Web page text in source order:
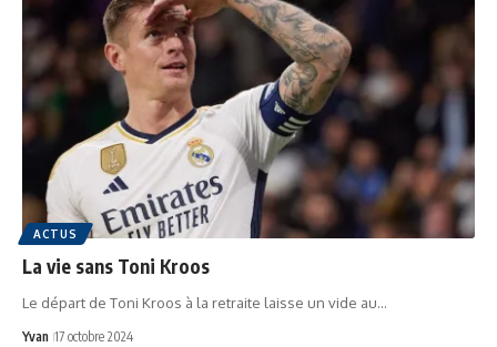
ACTUS
La vie sans Toni Kroos
Le départ de Toni Kroos à la retraite laisse un vide au…
Yvan 17 octobre 2024